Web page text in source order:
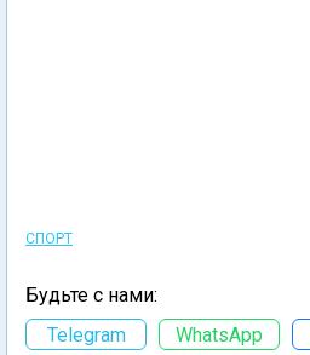
СПОРТ
Будьте с нами:
Telegram
WhatsApp